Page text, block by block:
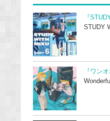
『
STUDY
『ワン